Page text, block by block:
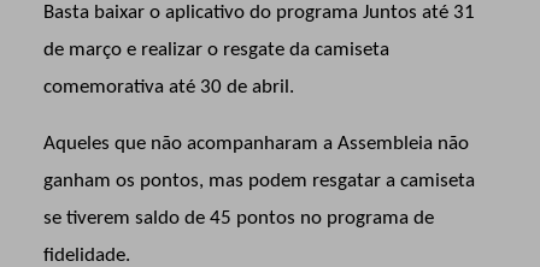
Basta baixar o aplicativo do programa Juntos até 31
de março e realizar o resgate da camiseta
comemorativa até 30 de abril.
Aqueles que não acompanharam a Assembleia não
ganham os pontos, mas podem resgatar a camiseta
se tiverem saldo de 45 pontos no programa de
fidelidade.